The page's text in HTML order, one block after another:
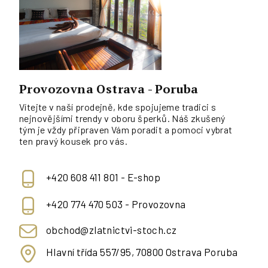
Provozovna Ostrava - Poruba
Vítejte v naší prodejně, kde spojujeme tradici s
nejnovějšími trendy v oboru šperků. Náš zkušený
tým je vždy připraven Vám poradit a pomoci vybrat
ten pravý kousek pro vás.
+420 608 411 801 - E-shop
+420 774 470 503 - Provozovna
obchod@zlatnictvi-stoch.cz
Hlavní třída 557/95, 70800 Ostrava Poruba